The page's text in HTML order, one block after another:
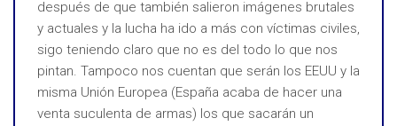
después de que también salieron imágenes brutales
y actuales y la lucha ha ido a más con víctimas civiles,
sigo teniendo claro que no es del todo lo que nos
pintan. Tampoco nos cuentan que serán los EEUU y la
misma Unión Europea (España acaba de hacer una
venta suculenta de armas) los que sacarán un